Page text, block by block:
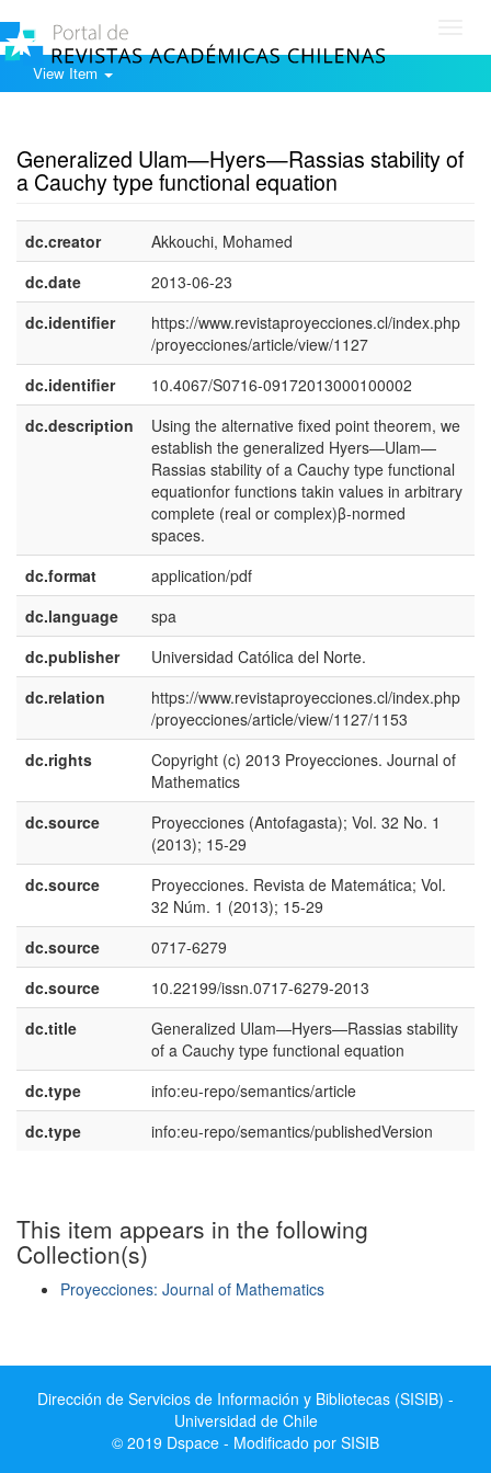
View Item
Generalized Ulam—Hyers—Rassias stability of
a Cauchy type functional equation
dc.creator Akkouchi, Mohamed
dc.date
2013-06-23
dc.identifier
https://www.revistaproyecciones.cl/index.php
/proyecciones/article/view/1127
dc.identifier
10.4067/S0716-09172013000100002
dc.description
Using the alternative fixed point theorem, we
establish the generalized Hyers—Ulam—
Rassias stability of a Cauchy type functional
equationfor functions takin values in arbitrary
complete (real or complex)β-normed
spaces.
dc.format
application/pdf
dc.language
spa
dc.publisher
Universidad Católica del Norte.
dc.relation
https://www.revistaproyecciones.cl/index.php
/proyecciones/article/view/1127/1153
dc.rights
Copyright (c) 2013 Proyecciones. Journal of
Mathematics
dc.source
Proyecciones (Antofagasta); Vol. 32 No. 1
(2013); 15-29
dc.source
Proyecciones. Revista de Matemática; Vol.
32 Núm. 1 (2013); 15-29
dc.source
0717-6279
dc.source
10.22199/issn.0717-6279-2013
dc.title
Generalized Ulam—Hyers—Rassias stability
of a Cauchy type functional equation
dc.type
info:eu-repo/semantics/article
dc.type
info:eu-repo/semantics/publishedVersion
This item appears in the following
Collection(s)
Proyecciones: Journal of Mathematics
Dirección de Servicios de Información y Bibliotecas (SISIB) -
Universidad de Chile
© 2019 Dspace - Modificado por SISIB